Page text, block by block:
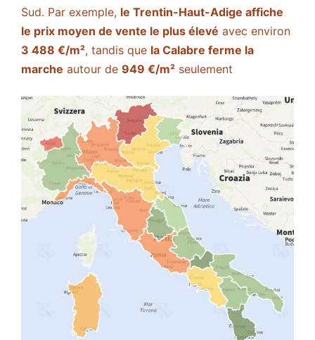
Sud. Par exemple, le Trentin-Haut-Adige affiche
le prix moyen de vente le plus élevé avec environ
3 488 €/m², tandis que la Calabre ferme la
marche autour de 949 €/m² seulement​